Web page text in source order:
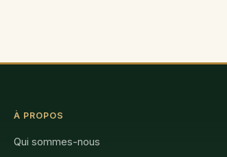
À PROPOS
Qui sommes-nous